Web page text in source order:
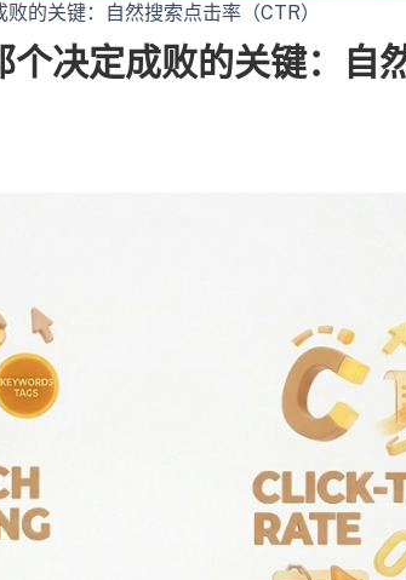
的关键：自然搜索点击率（CTR）
决定成败的关键：自